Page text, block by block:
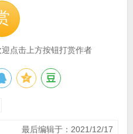
点击上方按钮打赏作者
最后编辑于：2021/12/17